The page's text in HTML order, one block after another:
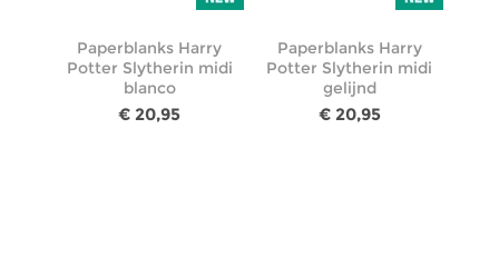
Paperblanks Harry
Potter Slytherin midi
blanco
€ 20,95
Paperblanks Harry
Potter Slytherin midi
gelijnd
€ 20,95